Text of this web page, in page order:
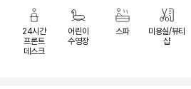
24시간
프론트
데스크
어린이
수영장
스파
미용실/뷰티
샵